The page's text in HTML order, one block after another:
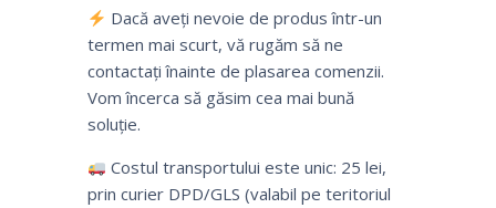
Dacă aveți nevoie de produs într-un
termen mai scurt, vă rugăm să ne
contactați înainte de plasarea comenzii.
Vom încerca să găsim cea mai bună
soluție.
Costul transportului este unic: 25 lei,
prin curier DPD/GLS (valabil pe teritoriul